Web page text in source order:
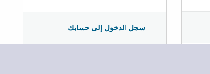
سجل الدخول إلى حسابك